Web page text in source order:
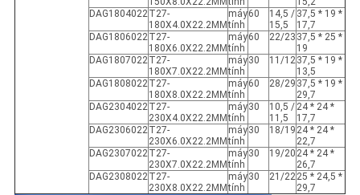
DAG1804022T27-
180X4.0X22.2MM
máy
tính
60
14,5 /
15,5
37,5 * 19 *
17,7
DAG1806022T27-
180X6.0X22.2MM
máy
tính
60 22/23 37,5 * 25 *
19
DAG1807022T27-
180X7.0X22.2MM
máy
tính
30 11/1237,5 * 19 *
13,5
DAG1808022T27-
180X8.0X22.2MM
máy
tính
60 28/29 37,5 * 19 *
29,7
DAG2304022T27-
230X4.0X22.2MM
máy
tính
30
10,5 /
11,5
24 * 24 *
17,7
DAG2306022T27-
230X6.0X22.2MM
máy
tính
30 18/19 24 * 24 *
22,7
DAG2307022T27-
230X7.0X22.2MM
máy
tính
30 19/20 24 * 24 *
26,7
DAG2308022T27-
230X8.0X22.2MM
máy
tính
30 21/2225 * 24,5 *
29,7